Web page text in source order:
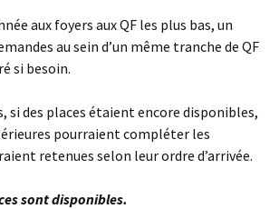
aux foyers aux QF les plus bas, un
au sein d’un même tranche de QF
si besoin.
si des places étaient encore disponibles,
pourraient compléter les
retenues selon leur ordre d’arrivée.
sont disponibles.